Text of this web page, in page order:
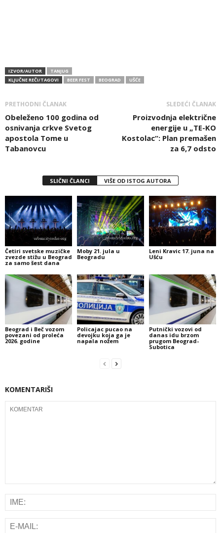
IZVOR/AUTOR
TANJUG
KLJUČNE REČI/TAGOVI
BEER FEST BEOGRAD UŠĆE
PRETHODNI ČLANAK
Obeleženo 100 godina od
osnivanja crkve Svetog
apostola Tome u
Tabanovcu
SLEDEĆI ČLANAK
Proizvodnja električne
energije u „TE-KO
Kostolac“: Plan premašen
za 6,7 odsto
SLIČNI ČLANCI VIŠE OD ISTOG AUTORA
Četiri svetske muzičke
zvezde stižu u Beograd
za samo šest dana
Moby 21. jula u
Beogradu
Leni Kravic 17. juna na
Ušću
Beograd i Beč vozom
povezani od proleća
2026. godine
Policajac pucao na
devojku koja ga je
napala nožem
Putnički vozovi od
danas idu brzom
prugom Beograd-
Subotica
KOMENTARIŠI